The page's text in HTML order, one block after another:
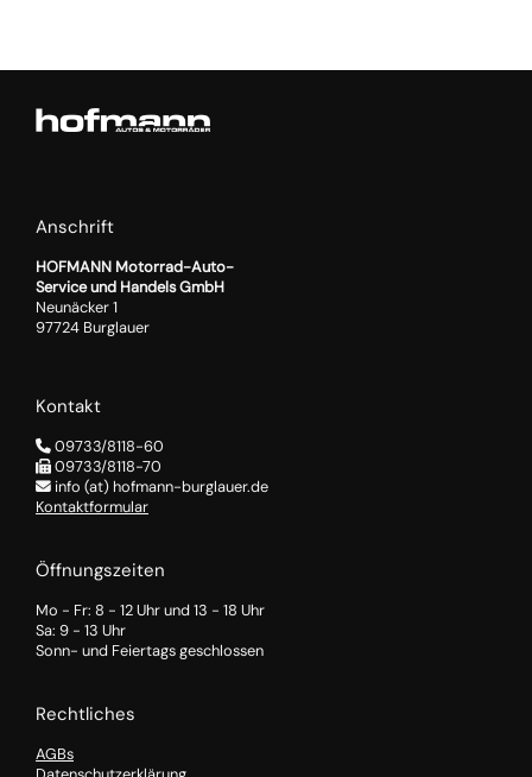
Anschrift
HOFMANN Motorrad-Auto-
Service und Handels GmbH
Neunäcker 1
97724 Burglauer
Kontakt
09733/8118-60
09733/8118-70
info (at) hofmann-burglauer.de
Kontaktformular
Öffnungszeiten
Mo - Fr: 8 - 12 Uhr und 13 - 18 Uhr
Sa: 9 - 13 Uhr
Sonn- und Feiertags geschlossen
Rechtliches
AGBs